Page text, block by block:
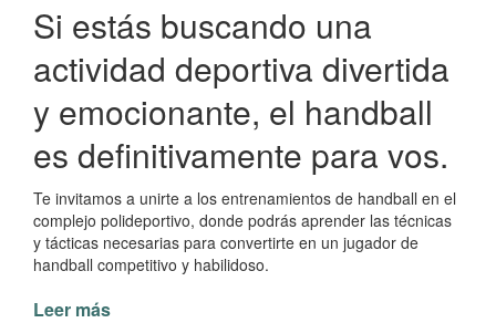
Si estás buscando una
actividad deportiva divertida
y emocionante, el handball
es definitivamente para vos.
Te invitamos a unirte a los entrenamientos de handball en el
complejo polideportivo, donde podrás aprender las técnicas
y tácticas necesarias para convertirte en un jugador de
handball competitivo y habilidoso.
Leer más